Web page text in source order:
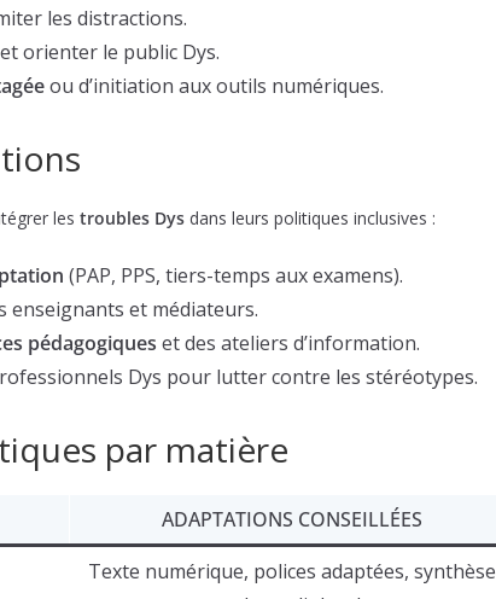
les distractions.
orienter le public Dys.
ou d’initiation aux outils numériques.
les troubles Dys dans leurs politiques inclusives :
(PAP, PPS, tiers-temps aux examens).
enseignants et médiateurs.
pédagogiques et des ateliers d’information.
Dys pour lutter contre les stéréotypes.
par matière
ADAPTATIONS CONSEILLÉES
Texte numérique, polices adaptées, synthèse